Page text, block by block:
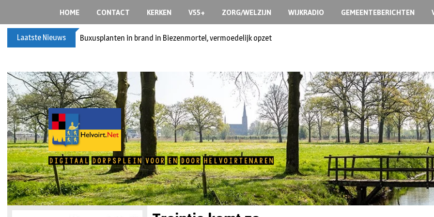
HOME CONTACT KERKEN V55+ ZORG/WELZIJN WIJKRADIO GEMEENTEBERICHTEN
Laatste Nieuws Buxusplanten in brand in Biezenmortel, vermoedelijk opzet